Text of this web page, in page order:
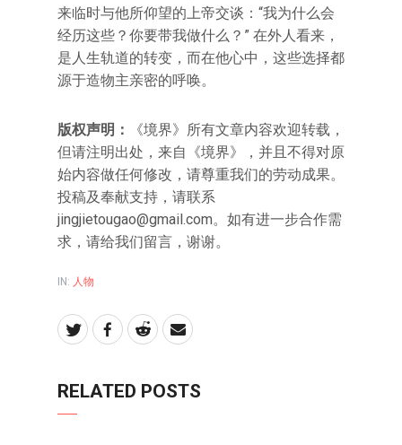
来临时与他所仰望的上帝交谈：“我为什么会
经历这些？你要带我做什么？” 在外人看来，
是人生轨道的转变，而在他心中，这些选择都
源于造物主亲密的呼唤。
版权声明：
《境界》所有文章内容欢迎转载，
但请注明出处，来自《境界》，并且不得对原
始内容做任何修改，请尊重我们的劳动成果。
投稿及奉献支持，请联系
jingjietougao@gmail.com。如有进一步合作需
求，请给我们留言，谢谢。
IN: 人物
RELATED POSTS